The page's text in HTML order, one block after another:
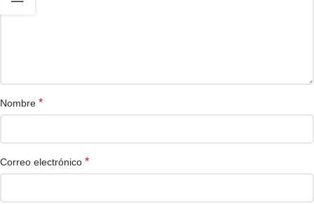
Nombre *
Correo electrónico *